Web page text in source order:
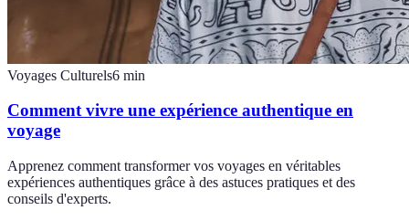
Voyages Culturels6 min
Comment vivre une expérience authentique en
voyage
Apprenez comment transformer vos voyages en véritables
expériences authentiques grâce à des astuces pratiques et des
conseils d'experts.